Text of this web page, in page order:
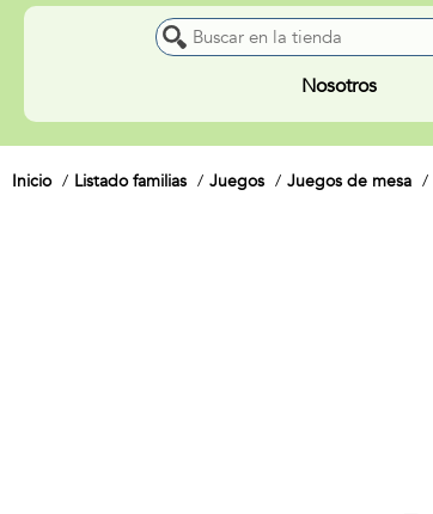
Nosotros
Inicio Listado familias Juegos Juegos de mesa